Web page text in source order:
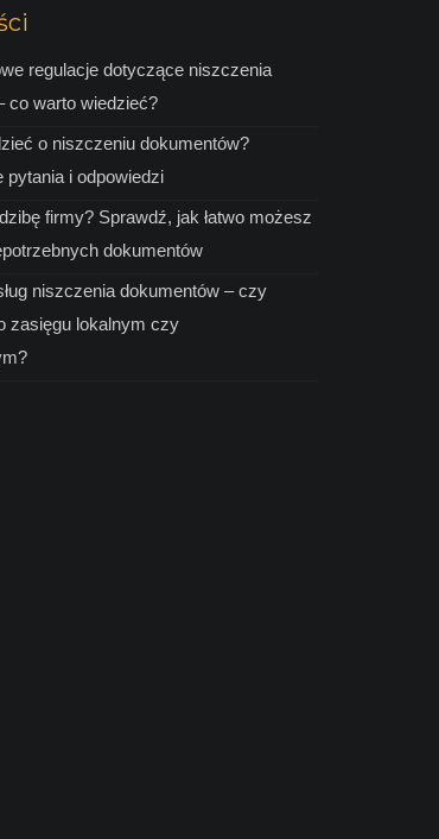
regulacje dotyczące niszczenia
co warto wiedzieć?
o niszczeniu dokumentów?
pytania i odpowiedzi
firmy? Sprawdź, jak łatwo możesz
dokumentów
niszczenia dokumentów – czy
zasięgu lokalnym czy